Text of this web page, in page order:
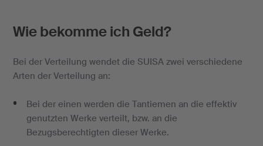
Wie bekomme ich Geld?
Bei der Verteilung wendet die SUISA zwei verschiedene
Arten der Verteilung an:
Bei der einen werden die Tantiemen an die effektiv
genutzten Werke verteilt, bzw. an die
Bezugsberechtigten dieser Werke.